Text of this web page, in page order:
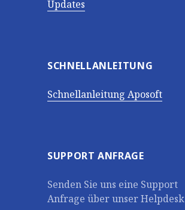
Updates
SCHNELLANLEITUNG
Schnellanleitung Aposoft
SUPPORT ANFRAGE
Senden Sie uns eine Support
Anfrage über unser Helpdesk